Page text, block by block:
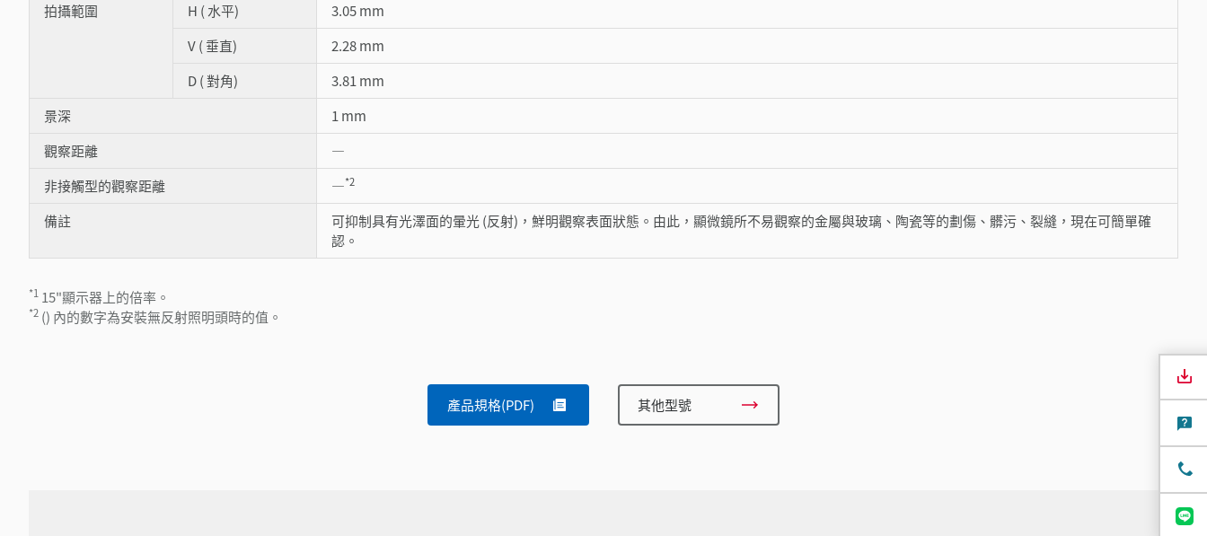
拍攝範圍 H ( 水平)
3.05 mm
V ( 垂直)
2.28 mm
D ( 對角)
3.81 mm
景深
1 mm
觀察距離
―
非接觸型的觀察距離
―*2
備註
可抑制具有光澤面的暈光 (反射)，鮮明觀察表面狀態。由此，顯微鏡所不易觀察的金屬與玻璃、陶瓷等的劃傷、髒污、裂縫，現在可簡單確
認。
*1 15"顯示器上的倍率。
*2 () 內的數字為安裝無反射照明頭時的值。
產品規格(PDF) 其他型號